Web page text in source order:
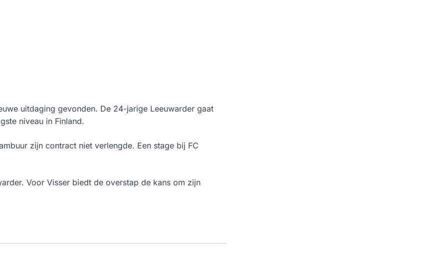
uitdaging gevonden. De 24-jarige Leeuwarder gaat
niveau in Finland.
zijn contract niet verlengde. Een stage bij FC
Voor Visser biedt de overstap de kans om zijn